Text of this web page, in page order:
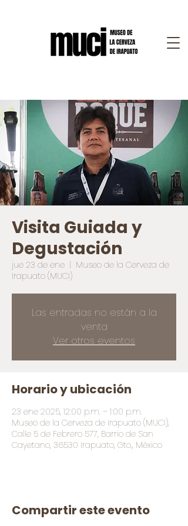
Visita Guiada y
Degustación
jue 23 de ene
  |
Museo de la Cerveza de
Irapuato (MUCI)
Las entradas no están a la
venta
Ver otros eventos
Horario y ubicación
23 ene 2025, 12:00 p.m. – 1:00 p.m.
Museo de la Cerveza de Irapuato (MUCI),
Calle 5 de Febrero 577, Barrio de San
Cayetano, 36530 Irapuato, Gto., México
Compartir este evento